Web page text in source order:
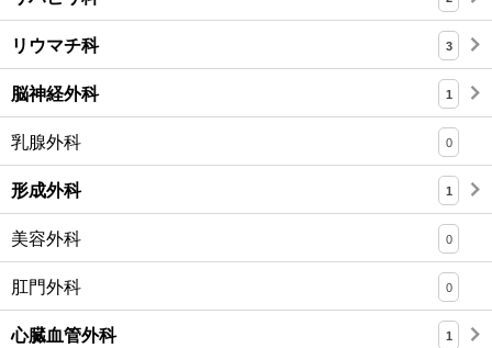
リウマチ科 3
脳神経外科 1
乳腺外科 0
形成外科 1
美容外科 0
肛門外科 0
心臓血管外科 1